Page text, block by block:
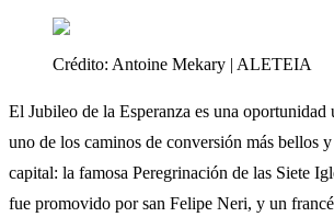
Crédito: Antoine Mekary | ALETEIA
El Jubileo de la Esperanza es una oportunidad
uno de los caminos de conversión más bellos
capital: la famosa Peregrinación de las Siete
fue promovido por san Felipe Neri, y un